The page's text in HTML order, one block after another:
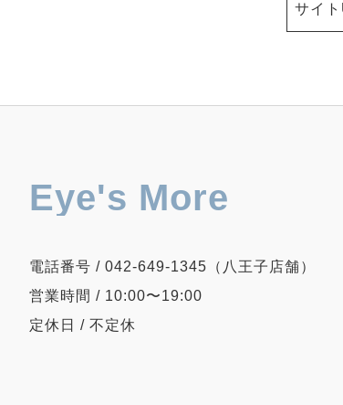
サイ
Eye's More
電話番号 / 042-649-1345（八王子店舗）
営業時間 / 10:00〜19:00
定休日 / 不定休